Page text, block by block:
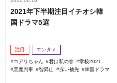
2021年下半期注目イチオシ韓
国ドラマ5選
注目 エンタメ
コアリちゃん 君は私の春
学校2021
悪魔判事
智異山 赤い袖先 韓国ドラマ